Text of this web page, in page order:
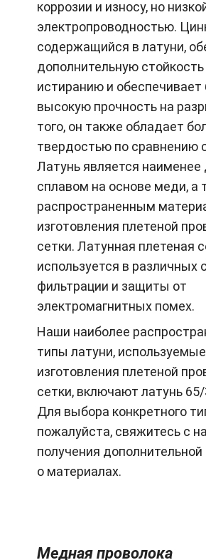
коррозии и износу, но
электропроводностью.
содержащийся в латуни,
дополнительную стойкость
истиранию и обеспечивает
высокую прочность на
того, он также обладает
твердостью по сравнению
Латунь является наименее
сплавом на основе меди, а
распространенным
изготовления плетеной
сетки. Латунная плетеная
используется в различных
фильтрации и защиты от
электромагнитных помех.
Наши наиболее
типы латуни,
изготовления плетеной
сетки, включают латунь
Для выбора конкретного
пожалуйста, свяжитесь с
получения
о материалах.
Медная проволока